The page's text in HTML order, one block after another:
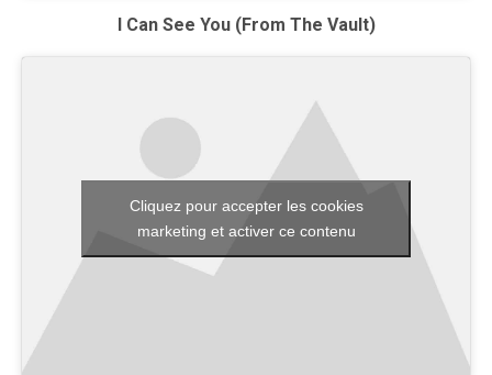
I Can See You (From The Vault)
Cliquez pour accepter les cookies
marketing et activer ce contenu